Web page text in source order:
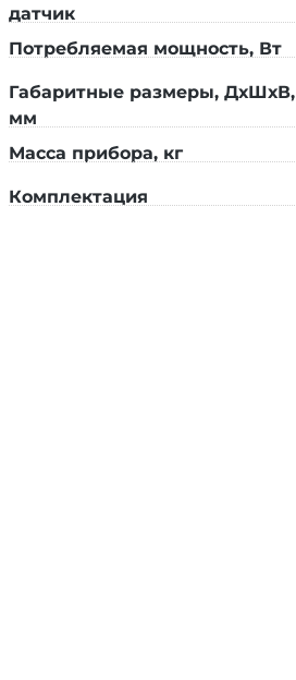
датчик
Потребляемая мощность, Вт
Габаритные размеры, ДхШхВ,
мм
Масса прибора, кг
Комплектация